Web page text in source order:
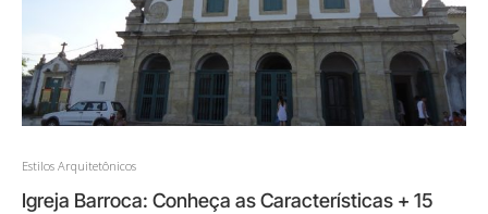
Estilos Arquitetônicos
Igreja Barroca: Conheça as Características + 15